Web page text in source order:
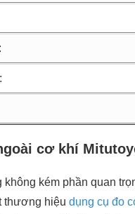
cơ khí
kém phần quan
thương hiệu dụng cụ đo